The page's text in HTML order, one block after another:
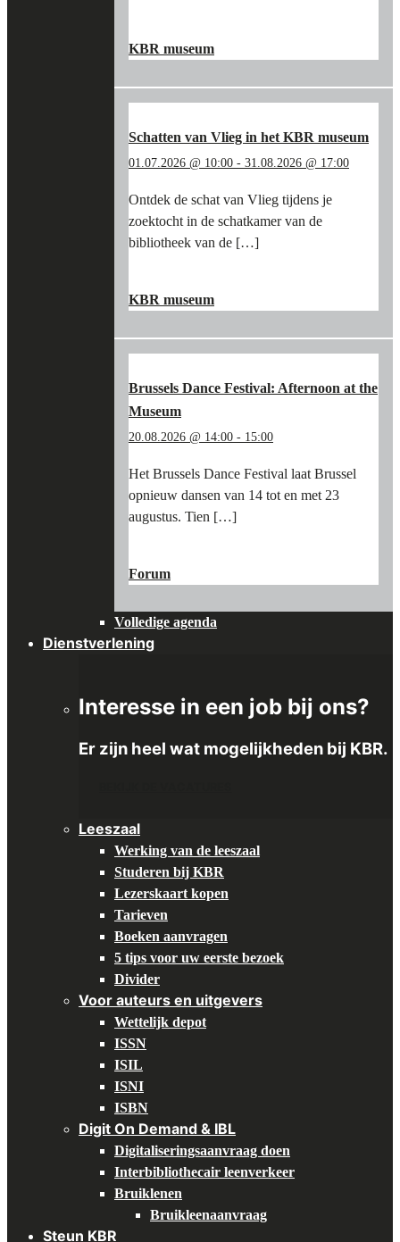
DE
VAN
EN
BOURGONDIËRS
IN
HET
KBR museum
Schatten van Vlieg in het KBR museum
01.07.2026 @ 10:00 - 31.08.2026 @ 17:00
Ontdek de schat van Vlieg tijdens je
zoektocht in de schatkamer van de
bibliotheek van de […]
VLIEG
MUSEUM"
KBR museum
Brussels Dance Festival: Afternoon at the
Museum
20.08.2026 @ 14:00 - 15:00
Het Brussels Dance Festival laat Brussel
opnieuw dansen van 14 tot en met 23
augustus. Tien […]
FESTIVAL:
AT
Forum
Volledige agenda
Dienstverlening
Interesse in een job bij ons?
Er zijn heel wat mogelijkheden bij KBR.
Leeszaal
Werking van de leeszaal
Studeren bij KBR
Lezerskaart kopen
Tarieven
Boeken aanvragen
5 tips voor uw eerste bezoek
Divider
Voor auteurs en uitgevers
Wettelijk depot
ISSN
ISIL
ISNI
ISBN
Digit On Demand & IBL
Digitaliseringsaanvraag doen
Interbibliothecair leenverkeer
Bruiklenen
Bruikleenaanvraag
Steun KBR